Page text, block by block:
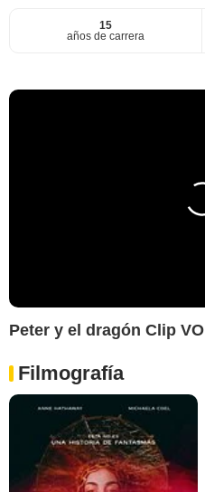
15
años de carrera
Peter y el dragón Clip VO
Filmografía